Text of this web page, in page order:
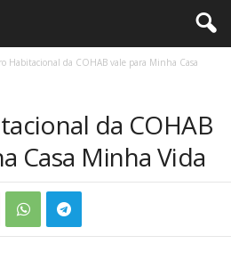
Habitacional da COHAB vale para Minha Casa
da COHAB
Casa Minha Vida